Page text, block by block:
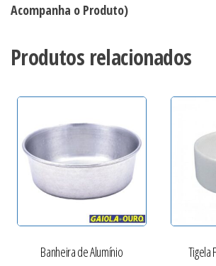
Acompanha o Produto)
Produtos relacionados
Banheira de Alumínio Tigela